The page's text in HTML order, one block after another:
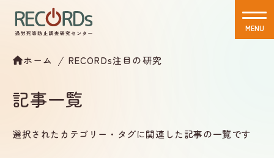
MENU
ホーム RECORDs注目の研究
記事一覧
選択されたカテゴリー・タグに関連した記事の一覧です